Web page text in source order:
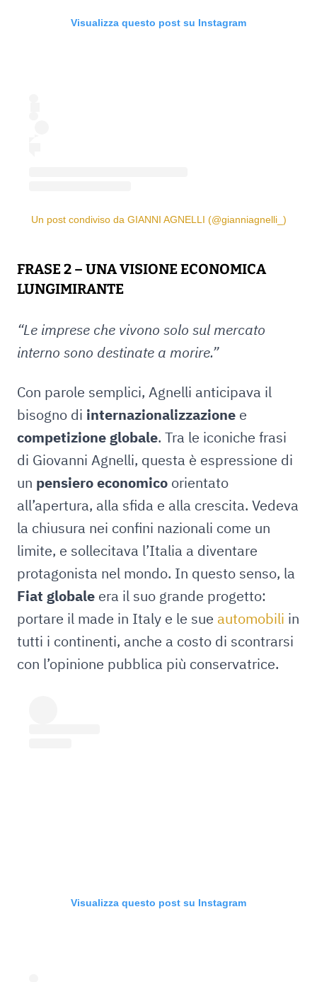
Visualizza questo post su Instagram
Un post condiviso da GIANNI AGNELLI (@gianniagnelli_)
FRASE 2 – UNA VISIONE ECONOMICA
LUNGIMIRANTE
“Le imprese che vivono solo sul mercato
interno sono destinate a morire.”
Con parole semplici, Agnelli anticipava il
bisogno di internazionalizzazione e
competizione globale. Tra le iconiche frasi
di Giovanni Agnelli, questa è espressione di
un pensiero economico orientato
all’apertura, alla sfida e alla crescita. Vedeva
la chiusura nei confini nazionali come un
limite, e sollecitava l’Italia a diventare
protagonista nel mondo. In questo senso, la
Fiat globale era il suo grande progetto:
portare il made in Italy e le sue automobili in
tutti i continenti, anche a costo di scontrarsi
con l’opinione pubblica più conservatrice.
Visualizza questo post su Instagram